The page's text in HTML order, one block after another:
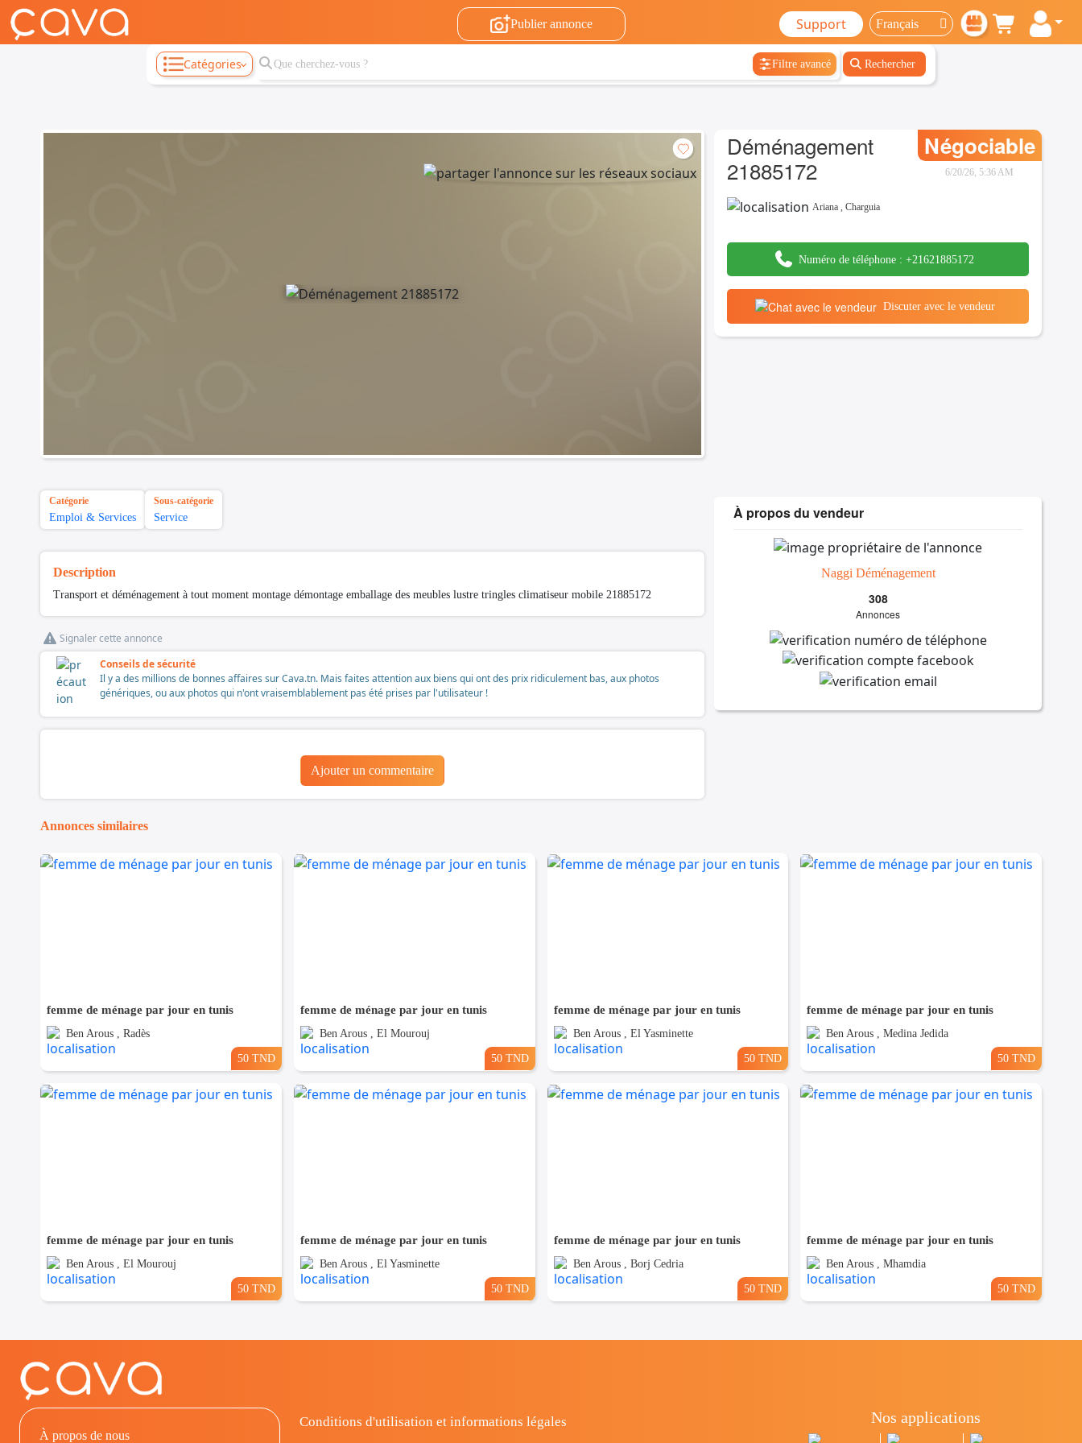
Publier annonce Support
Catégories Filtre avancé Rechercher
Déménagement
21885172
Négociable
6/20/26, 5:36 AM
Ariana ,Charguia
Numéro de téléphone :+21621885172
Discuter avec le vendeur
Catégorie
Emploi & Services
Sous-catégorie
Service
Description
Transport et déménagement à tout moment montage démontage emballage des meubles lustre tringles climatiseur mobile 21885172
Signaler cette annonce
Conseils de sécurité
Il y a des millions de bonnes affaires sur Cava.tn. Mais faites attention aux biens qui ont des prix ridiculement bas, aux photos
génériques, ou aux photos qui n'ont vraisemblablement pas été prises par l'utilisateur !
Ajouter un commentaire
À propos du vendeur
Naggi Déménagement
308
Annonces
Annonces similaires
femme de ménage par jour en tunis
Ben Arous , Radès
50 TND
femme de ménage par jour en tunis
Ben Arous , El Mourouj
50 TND
femme de ménage par jour en tunis
Ben Arous , El Yasminette
50 TND
femme de ménage par jour en tunis
Ben Arous , Medina Jedida
50 TND
femme de ménage par jour en tunis
Ben Arous , El Mourouj
50 TND
femme de ménage par jour en tunis
Ben Arous , El Yasminette
50 TND
femme de ménage par jour en tunis
Ben Arous , Borj Cedria
50 TND
femme de ménage par jour en tunis
Ben Arous , Mhamdia
50 TND
À propos de nous
Conditions d'utilisation et informations légales
Nos applications